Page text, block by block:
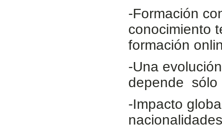
-Formación
conocimiento
formación
-Una
depende sólo
-Impacto